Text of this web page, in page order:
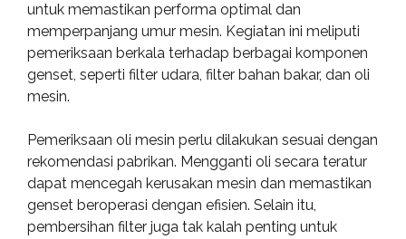
untuk memastikan performa optimal dan
memperpanjang umur mesin. Kegiatan ini meliputi
pemeriksaan berkala terhadap berbagai komponen
genset, seperti filter udara, filter bahan bakar, dan oli
mesin.
Pemeriksaan oli mesin perlu dilakukan sesuai dengan
rekomendasi pabrikan. Mengganti oli secara teratur
dapat mencegah kerusakan mesin dan memastikan
genset beroperasi dengan efisien. Selain itu,
pembersihan filter juga tak kalah penting untuk